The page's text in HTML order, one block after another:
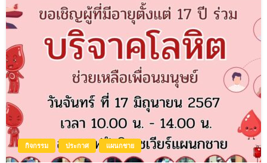
กิจกรรม ประกาศ แผนกชาย